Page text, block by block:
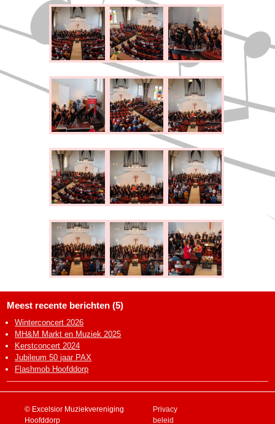
Meest recente berichten (5)
Winterconcert 2026
MH&M Markt en Muziek 2025
Kerstconcert 2024
Jubileum 50 jaar PAX
Flashmob Hoofddorp
© Excelsior Muziekvereniging
Hoofddorp
Privacy
beleid